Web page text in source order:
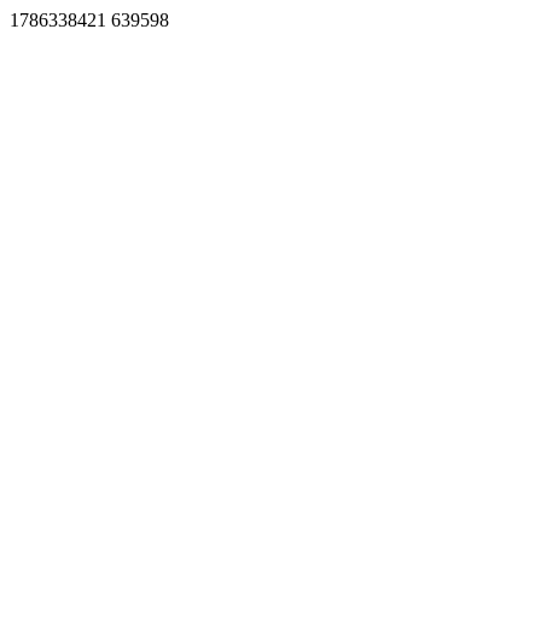
1786338421 639598